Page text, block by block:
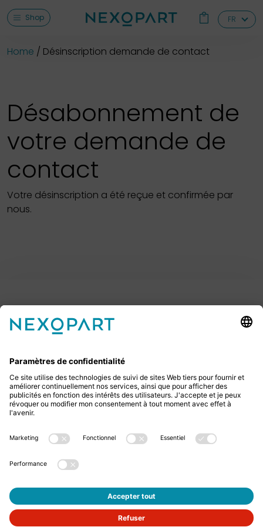
Shop FR
Home Désinscription demande de contact
Désabonnement de
votre demande de
contact
Votre désinscription a été reçue et confirmée par
nous.
Votre contact avec nous.
Avez-vous des questions ? Alors sil vous plaît
+49 2522 59084 0
sales@nexopart.com
newsletter